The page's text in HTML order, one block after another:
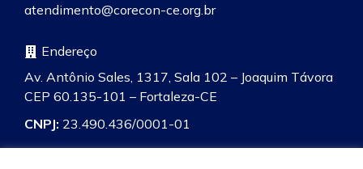
atendimento@corecon-ce.org.br
Endereço
Av. Antônio Sales, 1317, Sala 102 – Joaquim Távora
CEP 60.135-101 – Fortaleza-CE
CNPJ: 23.490.436/0001-01